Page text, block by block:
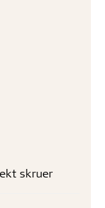
skruer